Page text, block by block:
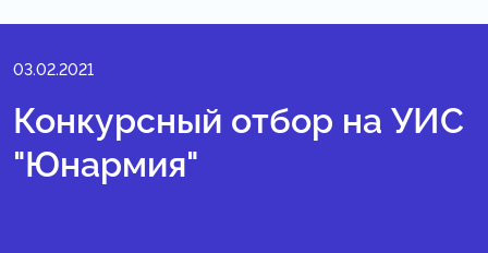
03.02.2021
Конкурсный отбор на УИС
"Юнармия"